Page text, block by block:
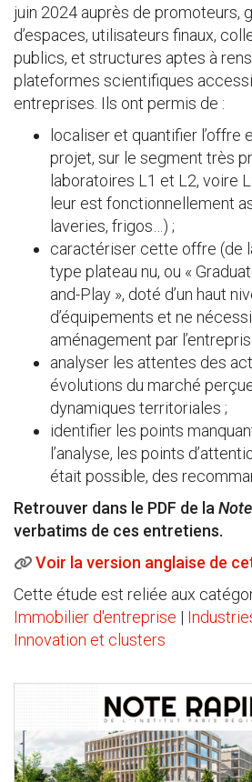
juin 2024 auprès de promoteurs,
d’espaces, utilisateurs finaux,
publics, et structures aptes à
plateformes scientifiques
entreprises. Ils ont permis de :
localiser et quantifier l’offre
projet, sur le segment très
laboratoires L1 et L2, voire
leur est fonctionnellement
laveries, frigos…) ;
caractériser cette offre (de
type plateau nu, ou «
and-Play », doté d’un haut
d’équipements et ne
aménagement par
analyser les attentes des
évolutions du marché
dynamiques territoriales ;
identifier les points
l’analyse, les points
était possible, des
Retrouver dans le PDF de la
verbatims de ces entretiens.
Voir la version anglaise de
Cette étude est reliée aux
Immobilier d'entreprise |
Innovation et clusters